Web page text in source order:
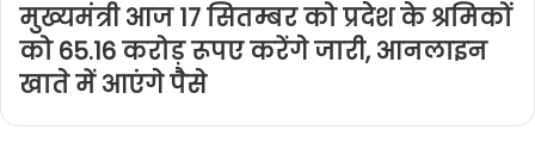
मुख्यमंत्री आज 17 सितम्बर को प्रदेश के श्रमिकों
को 65.16 करोड़ रूपए करेंगे जारी, आनलाइन
खाते में आएंगे पैसे